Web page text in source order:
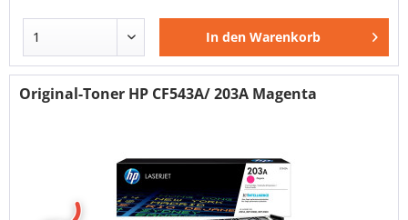
In den Warenkorb
Original-Toner HP CF543A/ 203A Magenta